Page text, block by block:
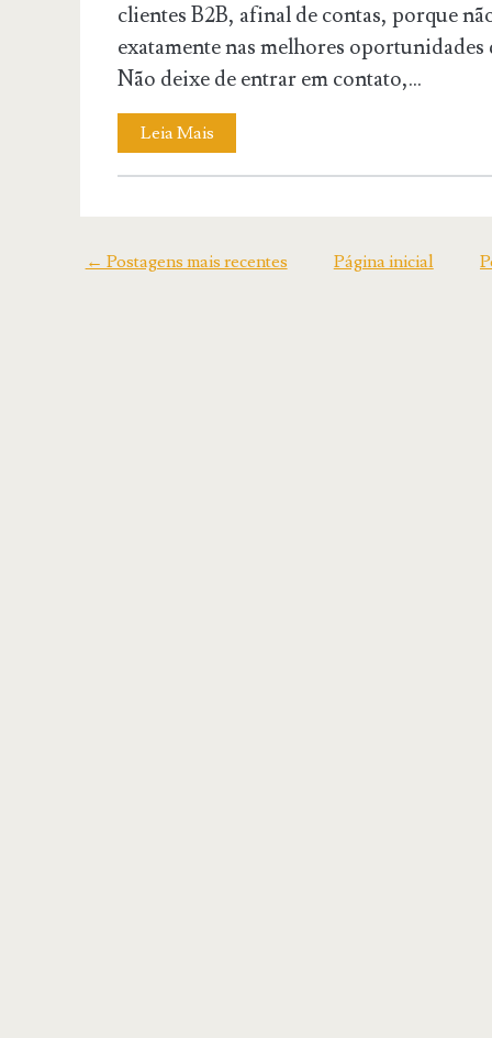
clientes B2B, afinal de contas, porque
exatamente nas melhores oportunidades
Não deixe de entrar em contato,...
Leia Mais
← Postagens mais recentes Página inicial